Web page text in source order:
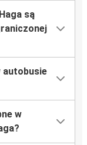
są
autobusie
w